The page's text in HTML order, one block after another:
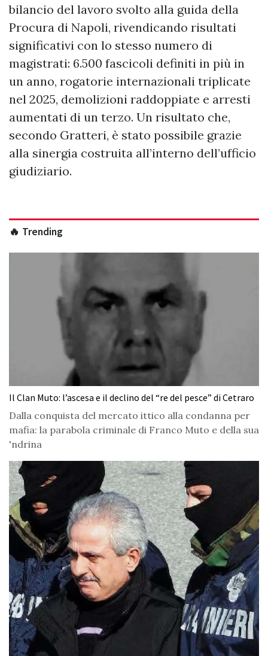
bilancio del lavoro svolto alla guida della
Procura di Napoli, rivendicando risultati
significativi con lo stesso numero di
magistrati: 6.500 fascicoli definiti in più in
un anno, rogatorie internazionali triplicate
nel 2025, demolizioni raddoppiate e arresti
aumentati di un terzo. Un risultato che,
secondo Gratteri, è stato possibile grazie
alla sinergia costruita all’interno dell’ufficio
giudiziario.
🔥 Trending
Il Clan Muto: l’ascesa e il declino del “re del pesce” di Cetraro
Dalla conquista del mercato ittico alla condanna per
mafia: la parabola criminale di Franco Muto e della sua
'ndrina